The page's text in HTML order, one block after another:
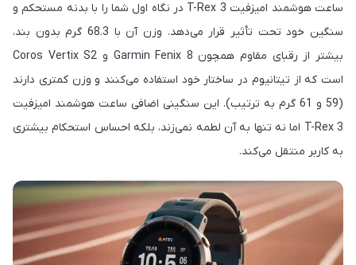
ساعت هوشمند امیزفیت T-Rex 3 در نگاه اول شما را با بدنه مستحکم و
سنگین خود تحت تأثیر قرار می‌دهد. وزن آن با 68.3 گرم بدون بند،
بیشتر از رقبای مقاوم همچون Garmin Fenix 8 و Coros Vertix S2
است که از تیتانیوم در ساختار خود استفاده می‌کنند و وزن کمتری دارند
(59 و 61 گرم به ترتیب). این سنگینی اضافی ساعت هوشمند امیزفیت
T-Rex 3 اما نه تنها به آن لطمه نمی‌زند، بلکه احساس استحکام بیشتری
به کاربر منتقل می‌کند.